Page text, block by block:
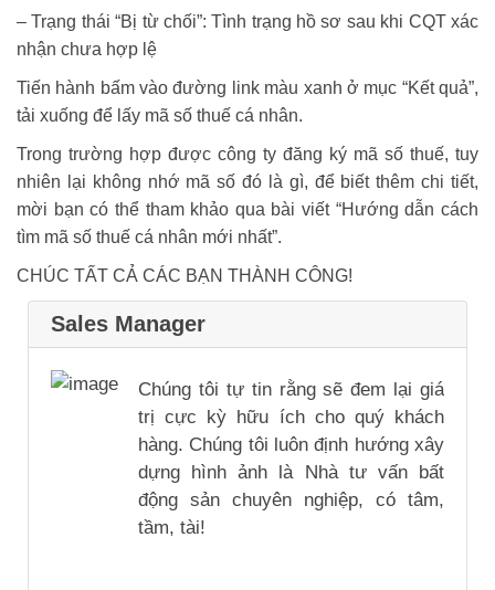
– Trạng thái “Bị từ chối”: Tình trạng hồ sơ sau khi CQT xác
nhận chưa hợp lệ
Tiến hành bấm vào đường link màu xanh ở mục “Kết quả”,
tải xuống để lấy mã số thuế cá nhân.
Trong trường hợp được công ty đăng ký mã số thuế, tuy
nhiên lại không nhớ mã số đó là gì, để biết thêm chi tiết,
mời bạn có thể tham khảo qua bài viết “Hướng dẫn cách
tìm mã số thuế cá nhân mới nhất”.
CHÚC TẤT CẢ CÁC BẠN THÀNH CÔNG!
Sales Manager
Chúng tôi tự tin rằng sẽ đem lại giá
trị cực kỳ hữu ích cho quý khách
hàng. Chúng tôi luôn định hướng xây
dựng hình ảnh là Nhà tư vấn bất
động sản chuyên nghiệp, có tâm,
tầm, tài!